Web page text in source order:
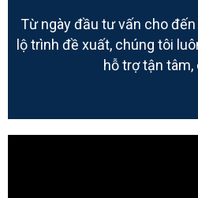
Từ ngày đầu tư vấn cho
lộ trình đề xuất, chúng tôi
hỗ trợ tận tâm,